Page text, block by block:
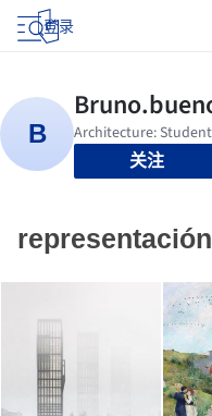
登录
关注
representación